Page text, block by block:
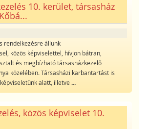
10. kerület, társasház
rendelkezésre állunk
közös képviselettel, hívjon bátran,
és megbízható társasházkezelő
közelében. Társasházi karbantartást is
alatt, illetve ...
közös képviselet 10.